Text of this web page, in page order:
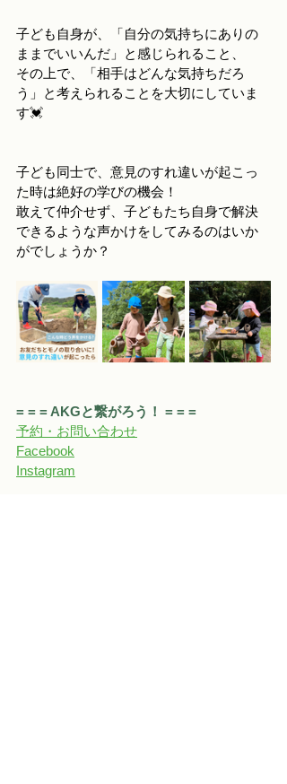
子ども自身が、「自分の気持ちにありの
ままでいいんだ」と感じられること、
その上で、「相手はどんな気持ちだろ
う」と考えられることを大切にしていま
す💓
子ども同士で、意見のすれ違いが起こっ
た時は絶好の学びの機会！
敢えて仲介せず、子どもたち自身で解決
できるような声かけをしてみるのはいか
がでしょうか？
= = = AKGと繋がろう！ = = =
予約・お問い合わせ
Facebook
Instagram